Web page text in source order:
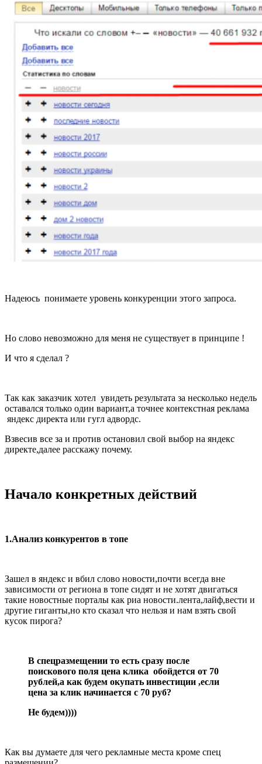
Надеюсь понимаете уровень конкуренции этого запроса.
Но слово невозможно для меня не существует в принципе !
И что я сделал ?
Так как заказчик хотел увидеть результата за несколько недель
оставался только один вариант,а точнее контекстная реклама
яндекс директа или гугл адвордс.
Взвесив все за и против остановил свой выбор на яндекс
директе,далее расскажу почему.
Начало конкретных действий
1.Анализ конкурентов в топе
Зашел в яндекс и вбил слово новости,почти всегда вне
зависимости от региона в топе сидят и не хотят двигаться
такие новостные порталы как риа новости.лента,лайф,вести и
другие гиганты,но кто сказал что нельзя и нам взять свой
кусок пирога?
В спецразмещении то есть сразу после
поискового поля цена клика обойдется от 70
рублей,а как будем окупать инвестиции ,если
цена за клик начинается с 70 руб?
Не будем))))
Как вы думаете для чего рекламные места кроме спец